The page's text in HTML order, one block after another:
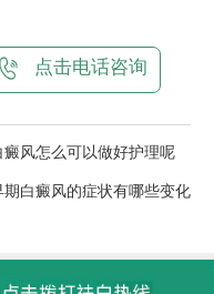
点击电话咨询
风怎么可以做好护理呢
白癜风的症状有哪些变化